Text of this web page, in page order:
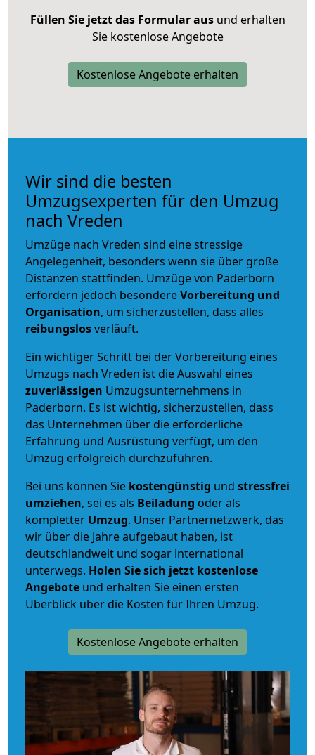
Füllen Sie jetzt das Formular ausund erhalten
Sie kostenlose Angebote
Kostenlose Angebote erhalten
Wir sind die besten
Umzugsexperten für den Umzug
nach Vreden
Umzüge nach Vreden sind eine stressige
Angelegenheit, besonders wenn sie über große
Distanzen stattfinden. Umzüge von Paderborn
erfordern jedoch besondereVorbereitung und
Organisation, um sicherzustellen, dass alles
reibungslosverläuft.
Ein wichtiger Schritt bei der Vorbereitung eines
Umzugs nach Vreden ist die Auswahl eines
zuverlässigen Umzugsunternehmens in
Paderborn. Es ist wichtig, sicherzustellen, dass
das Unternehmen über die erforderliche
Erfahrung und Ausrüstung verfügt, um den
Umzug erfolgreich durchzuführen.
Bei uns können Sie kostengünstig und stressfrei
umziehen, sei es als Beiladung oder als
kompletter Umzug. Unser Partnernetzwerk, das
wir über die Jahre aufgebaut haben, ist
deutschlandweit und sogar international
unterwegs. Holen Sie sich jetzt kostenlose
Angebote und erhalten Sie einen ersten
Überblick über die Kosten für Ihren Umzug.
Kostenlose Angebote erhalten